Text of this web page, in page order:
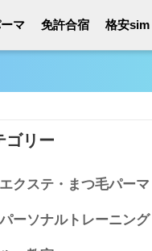
マ 免許合宿 格安sim
ゴリー
クステ・まつ毛パーマ
ーソナルトレーニング